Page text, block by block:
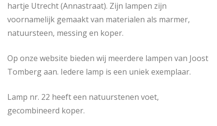
hartje Utrecht (Annastraat). Zijn lampen zijn
voornamelijk gemaakt van materialen als marmer,
natuursteen, messing en koper.
Op onze website bieden wij meerdere lampen van Joost
Tomberg aan. Iedere lamp is een uniek exemplaar.
Lamp nr. 22 heeft een natuurstenen voet,
gecombineerd koper.